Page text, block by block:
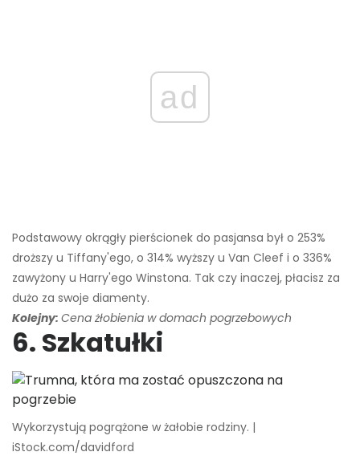
ad
Podstawowy okrągły pierścionek do pasjansa był o 253%
droższy u Tiffany'ego, o 314% wyższy u Van Cleef i o 336%
zawyżony u Harry'ego Winstona. Tak czy inaczej, płacisz za
dużo za swoje diamenty.
Kolejny: Cena żłobienia w domach pogrzebowych
6. Szkatułki
Wykorzystują pogrążone w żałobie rodziny. |
iStock.com/davidford